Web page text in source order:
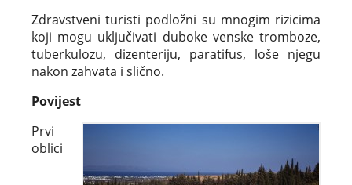
Zdravstveni turisti podložni su mnogim rizicima
koji mogu uključivati duboke venske tromboze,
tuberkulozu, dizenteriju, paratifus, loše njegu
nakon zahvata i slično.
Povijest
Prvi
oblici